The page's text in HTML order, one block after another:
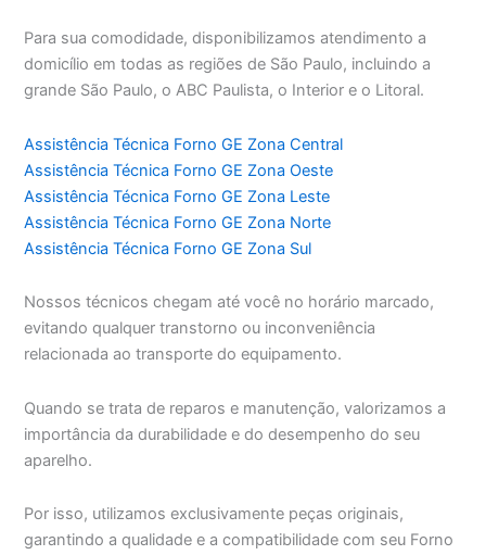
Para sua comodidade, disponibilizamos atendimento a
domicílio em todas as regiões de São Paulo, incluindo a
grande São Paulo, o ABC Paulista, o Interior e o Litoral.
Assistência Técnica Forno GE Zona Central
Assistência Técnica Forno GE Zona Oeste
Assistência Técnica Forno GE Zona Leste
Assistência Técnica Forno GE Zona Norte
Assistência Técnica Forno GE Zona Sul
Nossos técnicos chegam até você no horário marcado,
evitando qualquer transtorno ou inconveniência
relacionada ao transporte do equipamento.
Quando se trata de reparos e manutenção, valorizamos a
importância da durabilidade e do desempenho do seu
aparelho.
Por isso, utilizamos exclusivamente peças originais,
garantindo a qualidade e a compatibilidade com seu Forno